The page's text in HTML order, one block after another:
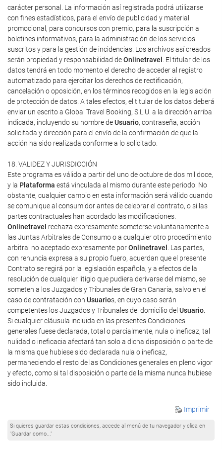
carácter personal. La información así registrada podrá utilizarse
con fines estadísticos, para el envío de publicidad y material
promocional, para concursos con premio, para la suscripción a
boletines informativos, para la administración de los servicios
suscritos y para la gestión de incidencias. Los archivos así creados
serán propiedad y responsabilidad deOnlinetravel
. El titular de los
datos tendrá en todo momento el derecho de acceder al registro
automatizado para ejercitar los derechos de rectificación,
cancelación o oposición, en los términos recogidos en la legislación
de protección de datos. A tales efectos, el titular de los datos deberá
enviar un escrito a Global Travel Booking, S.L.U. a la dirección arriba
indicada, incluyendo su nombre deUsuario, contraseña, acción
solicitada y dirección para el envío de la confirmación de que la
acción ha sido realizada conforme a lo solicitado.
18. VALIDEZ Y JURISDICCIÓN
Este programa es válido a partir del uno de octubre de dos mil doce,
y la Plataforma está vinculada al mismo durante este periodo. No
obstante, cualquier cambio en esta información será válido cuando
se comunique al consumidor antes de celebrar el contrato, o si las
partes contractuales han acordado las modificaciones.
Onlinetravel rechaza expresamente someterse voluntariamente a
las Juntas Arbitrales de Consumo o a cualquier otro procedimiento
arbitral no aceptado expresamente porOnlinetravel
. Las partes,
con renuncia expresa a su propio fuero, acuerdan que el presente
Contrato se regirá por la legislación española, y a efectos de la
resolución de cualquier litigio que pudiera derivarse del mismo, se
someten a los Juzgados y Tribunales de Gran Canaria, salvo en el
caso de contratación con Usuarios, en cuyo caso serán
competentes los Juzgados y Tribunales del domicilio del Usuario
Si cualquier cláusula incluida en las presentes Condiciones
generales fuese declarada, total o parcialmente, nula o ineficaz, tal
nulidad o ineficacia afectará tan solo a dicha disposición o parte de
la misma que hubiese sido declarada nula o ineficaz,
permaneciendo el resto de las Condiciones generales en pleno vigor
y efecto, como si tal disposición o parte de la misma nunca hubiese
sido incluida.
Imprimir
Si quieres guardar estas condiciones, accede al menú de tu navegador y clica en
"Guardar como..."